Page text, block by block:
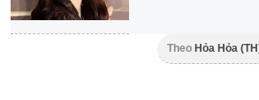
Theo Hỏa Hỏa